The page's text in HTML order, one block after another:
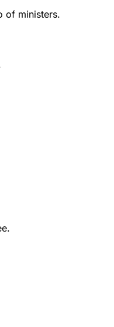
of ministers.